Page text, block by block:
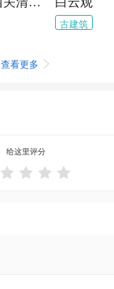
古建筑
查看更多 
给这里评分
   